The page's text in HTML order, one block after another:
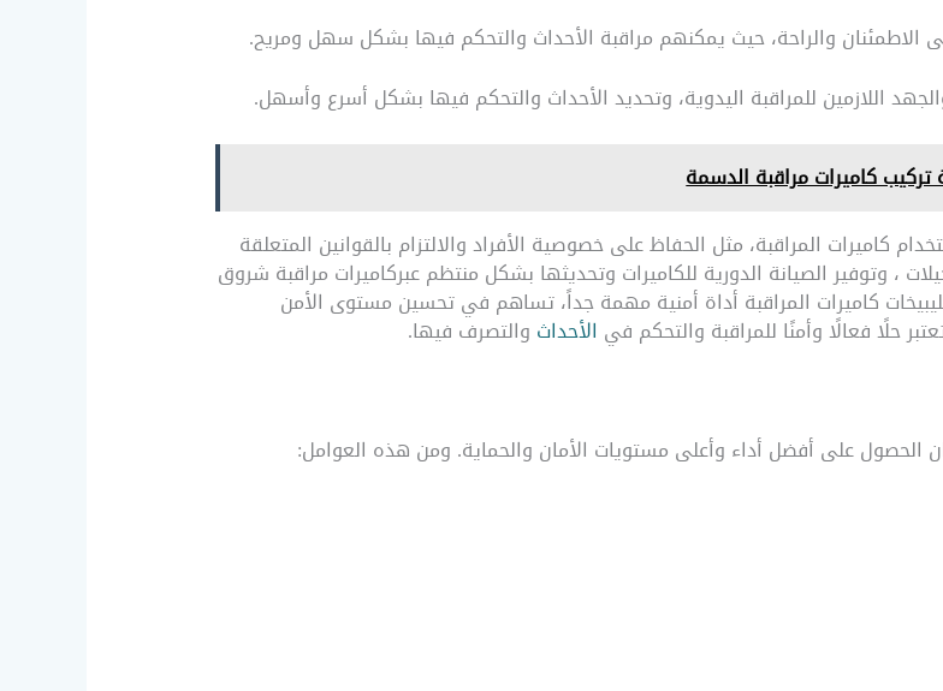
كاميرات المراقبة، مثل الحفاظ على خصوصية الأفراد والالتزام بالقوانين المتعلقة
، وتوفير الصيانة الدورية للكاميرات وتحديثها بشكل منتظم عبركاميرات مراقبة شروق
الصليبيخات كاميرات المراقبة أداة أمنية مهمة جداً، تساهم في تحسين مستوى الأمن
حلًا فعالًا وأمنًا للمراقبة والتحكم في الأحداث والتصرف فيها.
الحصول على أفضل أداء وأعلى مستويات الأمان والحماية. ومن هذه العوامل: